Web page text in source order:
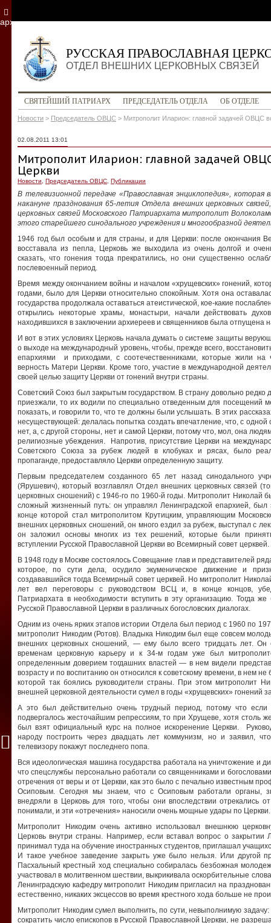
РУССКАЯ ПРАВОСЛАВНАЯ
ОТДЕЛ ВНЕШНИХ ЦЕРКОВНЫХ СВЯЗЕЙ
СВЯТЕЙШИЙ ПАТРИАРХ ПРЕДСЕДАТЕЛЬ ОТДЕЛА ОБ ОТДЕЛЕ
Новости > Председатель ОВЦС > Митрополит Иларион: главной задачей ОВЦС
02.08.2011 13:01
Митрополит Иларион: главной задачей
Церкви
Новости Председатель ОВЦС Публикации
В телевизионной передаче «Православная энциклопедия»,
накануне празднования 65-летия Отдела внешних церковных
церковных связей Московского Патриархата митрополит
этого старейшего синодального учреждения и многообразной
1946 год был особым и для страны, и для Церкви: после окончания
восставала из пепла, Церковь же выходила из очень долгой и
сказать, что гонения тогда прекратились, но они существенно
послевоенный период.
Время между окончанием войны и началом «хрущевских» гонений,
годами, было для Церкви относительно спокойным. Хотя она
государства продолжала оставаться атеистической, кое-какие
открылись некоторые храмы, монастыри, начали действовать
находившихся в заключении архиереев и священников была отпущена
И вот в этих условиях Церковь начала думать о системе защиты
о выходе на международный уровень, чтобы, прежде всего,
епархиями и приходами, с соотечественниками, которые жили на
верность Матери Церкви. Кроме того, участие в международной
своей целью защиту Церкви от гонений внутри страны.
Советский Союз был закрытым государством. В страну довольно редко
приезжали, то их водили по специально отведенным для посещений
показать, и говорили то, что те должны были услышать. В этих
несуществующей: делалась попытка создать впечатление, что, с одной
нет, а, с другой стороны, нет и самой Церкви, потому что, мол, она
религиозные убеждения. Напротив, присутствие Церкви на
Советского Союза за рубеж людей в клобуках и рясах, было
пропаганде, предоставляло Церкви определенную защиту.
Первым председателем созданного 65 лет назад синодального
(Ярушевич), который возглавлял Отдел внешних церковных связей
церковных сношений) с 1946-го по 1960-й годы. Митрополит Николай
сложный жизненный путь: он управлял Ленинградской епархией,
конце которой стал митрополитом Крутицким, управляющим
внешних церковных сношений, он много ездил за рубеж, выступал с
он заложил основы многих из тех решений, которые были
вступлении Русской Православной Церкви во Всемирный совет церквей.
В 1948 году в Москве состоялось Совещание глав и представителей
которое, по сути дела, осудило экуменическое движение и
создававшийся тогда Всемирный совет церквей. Но митрополит
лет вел переговоры с руководством ВСЦ и, в конце концов,
Патриархата в необходимости вступить в эту организацию. Тогда
Русской Православной Церкви в различных богословских диалогах.
Одним из очень ярких этапов истории Отдела был период с 1960 по
митрополит Никодим (Ротов). Владыка Никодим был еще совсем
внешних церковных сношений, — ему было всего тридцать лет. Он
временам церковную карьеру и к 34-м годам уже был
определенным доверием тогдашних властей — в нем видели
возрасту и по воспитанию он относился к советскому времени, в нем
которой так боялись руководители страны. При этом митрополит
внешней церковной деятельности сумел в годы «хрущевских» гонений
А это был действительно очень трудный период, потому что если
подвергалось жесточайшим репрессиям, то при Хрущеве, хотя столь
был взят официальный курс на полное искоренение Церкви.
народу построить через двадцать лет коммунизм, но и заявил,
телевизору покажут последнего попа.
Вся идеологическая машина государства работала на уничтожение и
что спецслужбы персонально работали со священниками и
отречения от веры и от Церкви, как это было с печально известным
Осиповым. Сегодня мы знаем, что с Осиповым работали органы,
внедряли в Церковь для того, чтобы они впоследствии отрекались
понимали, и эти «отречения» наносили очень мощные удары по Церкви.
Митрополит Никодим очень активно использовал внешнюю
Церковь внутри страны. Например, если вставал вопрос о закрытии
принимал туда на обучение иностранных студентов, приглашал
И такое учебное заведение закрыть уже было нельзя. Или другой
Пасхальный крестный ход специально собиралась безбожная
участвовал в молитвенном шествии, выкрикивала оскорбительные
Ленинградскую кафедру митрополит Никодим пригласил на
естественно, никаких эксцессов во время крестного хода больше не
Митрополит Никодим сумел выполнить, по сути, невыполнимую задачу:
сократить число епископов в Русской Православной Церкви, не
архив